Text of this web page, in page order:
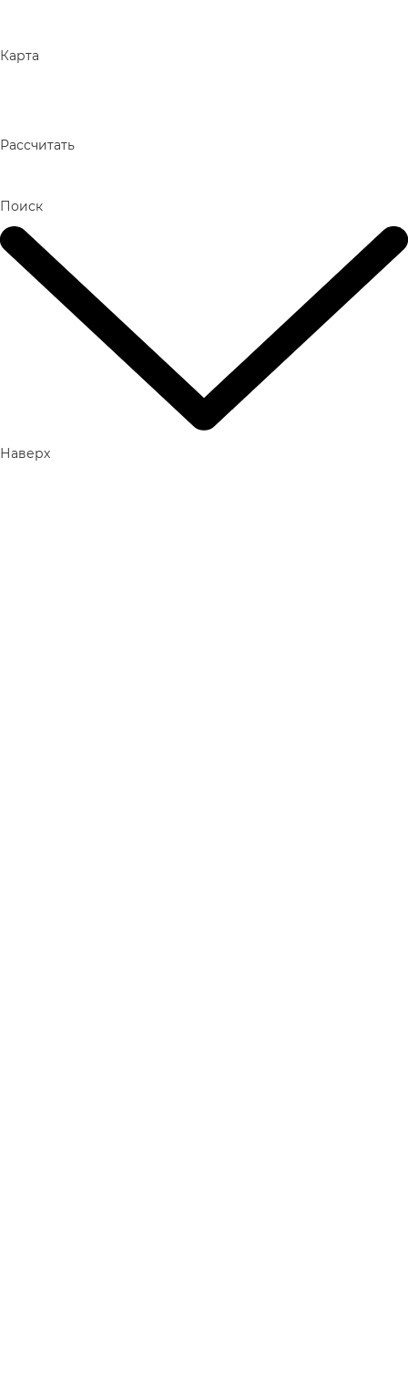
Карта
Рассчитать
Поиск
Наверх